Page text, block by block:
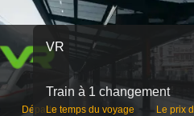
Départs
VR
Train à 1 changement
Le temps du voyage Le prix